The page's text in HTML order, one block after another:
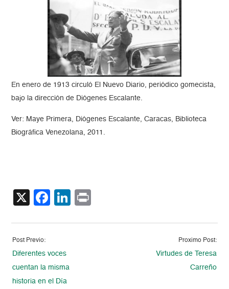
En enero de 1913 circuló El Nuevo Diario, periódico gomecista,
bajo la dirección de Diógenes Escalante.
Ver: Maye Primera, Diógenes Escalante, Caracas, Biblioteca
Biográfica Venezolana, 2011.
X Facebook
LinkedIn
Post Previo:
Diferentes voces
cuentan la misma
historia en el Día
Proximo Post:
Virtudes de Teresa
Carreño